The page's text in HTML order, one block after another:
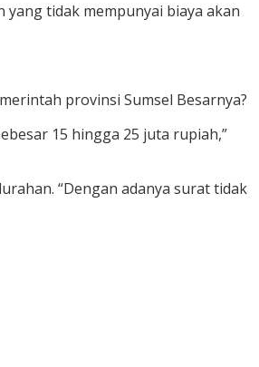
tidak mempunyai biaya akan
provinsi Sumsel Besarnya?
15 hingga 25 juta rupiah,”
“Dengan adanya surat tidak